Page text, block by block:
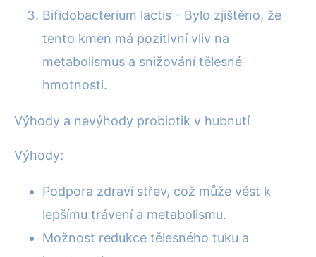
Bifidobacterium lactis - Bylo zjištěno, že
tento kmen má pozitivní vliv na
metabolismus a snižování tělesné
hmotnosti.
Výhody a nevýhody probiotik v hubnutí
Výhody:
Podpora zdraví střev, což může vést k
lepšímu trávení a metabolismu.
Možnost redukce tělesného tuku a